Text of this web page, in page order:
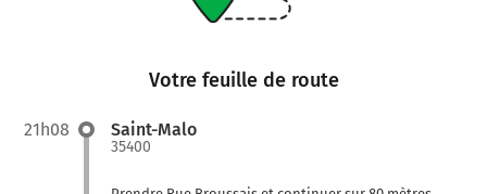
Votre feuille de route
21h08 Saint-Malo
35400